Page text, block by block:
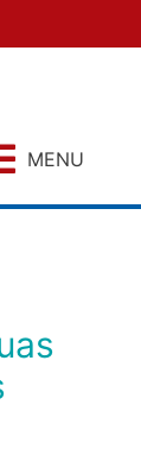
MENU